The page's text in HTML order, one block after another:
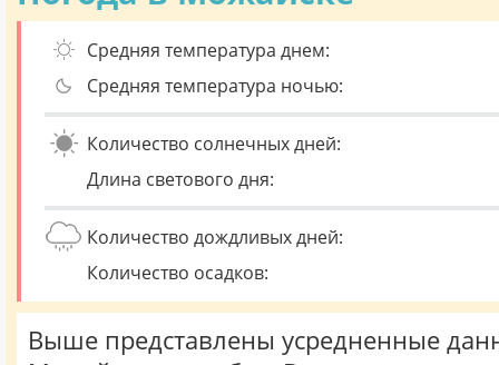
Средняя температура днем:
Средняя температура ночью:
Количество солнечных дней:
Длина светового дня:
Количество дождливых дней:
Количество осадков:
Выше представлены усредненные